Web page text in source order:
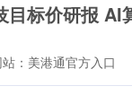
标价研报 AI
站：美港通官方入口